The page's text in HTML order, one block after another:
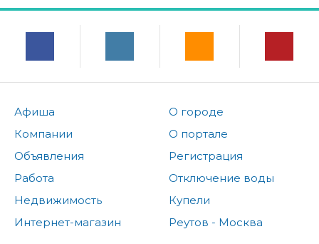
Афиша
Компании
Объявления
Работа
Недвижимость
Интернет-магазин
О городе
О портале
Регистрация
Отключение воды
Купели
Реутов - Москва